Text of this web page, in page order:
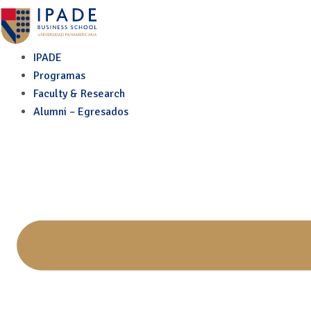
La reconfiguración
Skip
to
content
IPADE
Programas
Faculty & Research
Alumni – Egresados